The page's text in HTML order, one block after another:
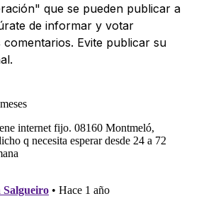
que se pueden publicar a
de informar y votar
comentarios. Evite publicar su